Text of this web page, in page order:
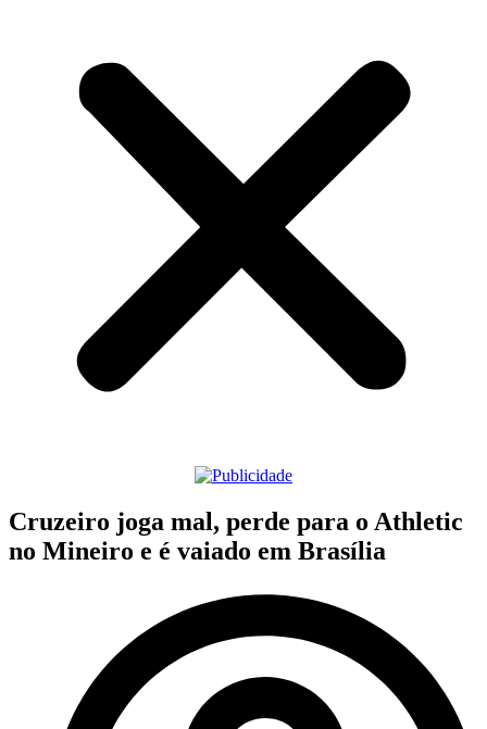
Cruzeiro joga mal, perde para o Athletic
no Mineiro e é vaiado em Brasília